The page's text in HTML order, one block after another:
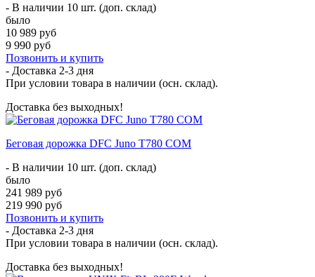
- В наличии 10 шт. (доп. склад)
было
10 989 руб
9 990 руб
Позвонить и купить
- Доставка 2-3 дня
При условии товара в наличии (осн. склад).
Доставка без выходных!
Беговая дорожка DFC Juno T780 COM
- В наличии 10 шт. (доп. склад)
было
241 989 руб
219 990 руб
Позвонить и купить
- Доставка 2-3 дня
При условии товара в наличии (осн. склад).
Доставка без выходных!